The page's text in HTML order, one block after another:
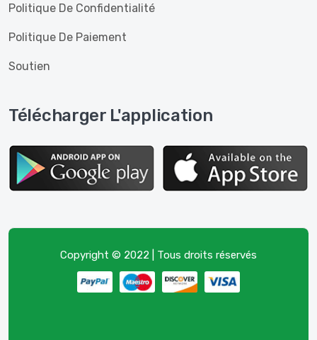
Politique De Confidentialité
Politique De Paiement
Soutien
Télécharger L'application
Copyright © 2022 | Tous droits réservés